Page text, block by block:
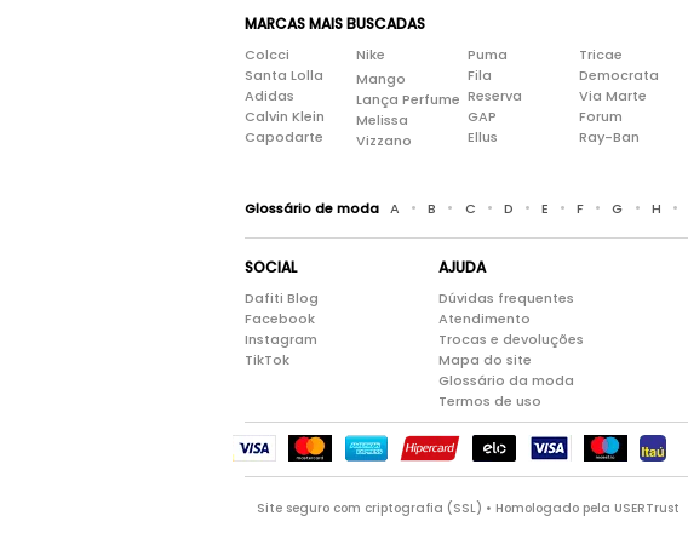
MARCAS MAIS BUSCADAS
Colcci
Santa Lolla
Adidas
Calvin Klein
Capodarte
Nike
Mango
Lança Perfume
Melissa
Vizzano
Puma
Fila
Reserva
GAP
Ellus
Tricae
Democrata
Via Marte
Forum
Ray-Ban
Glossário de moda A • B • C • D • E • F • G • H •
SOCIAL
Dafiti Blog
Facebook
Instagram
TikTok
AJUDA
Dúvidas frequentes
Atendimento
Trocas e devoluções
Mapa do site
Glossário da moda
Termos de uso
Site seguro com criptografia (SSL) • Homologado pela USERTrust